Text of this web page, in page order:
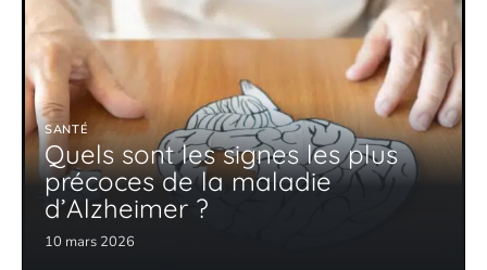
SANTÉ
Quels sont les signes les plus
précoces de la maladie
d’Alzheimer ?
10 mars 2026